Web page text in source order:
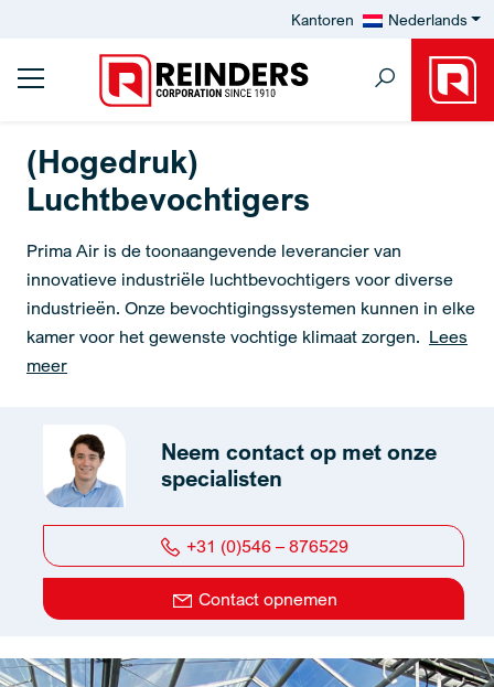
Kantoren Nederlands
(Hogedruk)
Luchtbevochtigers
Prima Air is de toonaangevende leverancier van
innovatieve industriële luchtbevochtigers voor diverse
industrieën. Onze bevochtigingssystemen kunnen in elke
kamer voor het gewenste vochtige klimaat zorgen. Lees
meer
Neem contact op met onze
specialisten
+31 (0)546 – 876529
Contact opnemen